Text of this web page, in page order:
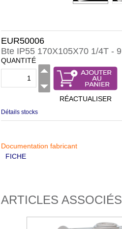
EUR50006
Bte IP55 170X105X70 1/4T - 9
QUANTITÉ
RÉACTUALISER
Détails stocks
Documentation fabricant
FICHE
ARTICLES ASSOCIÉS